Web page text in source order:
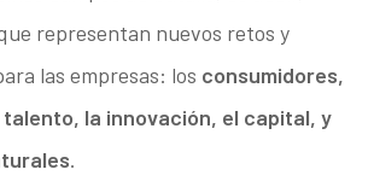
representan nuevos retos y
las empresas: los consumidores,
talento, la innovación, el capital, y
.